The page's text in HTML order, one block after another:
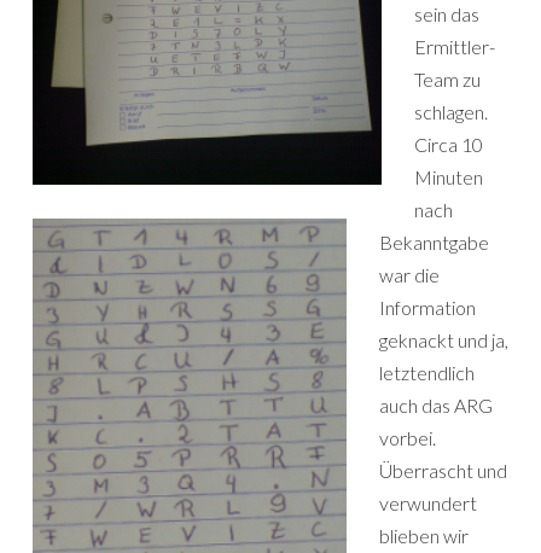
sein das
Ermittler-
Team zu
schlagen.
Circa 10
Minuten
nach
Bekanntgabe
war die
Information
geknackt und ja,
letztendlich
auch das ARG
vorbei.
Überrascht und
verwundert
blieben wir